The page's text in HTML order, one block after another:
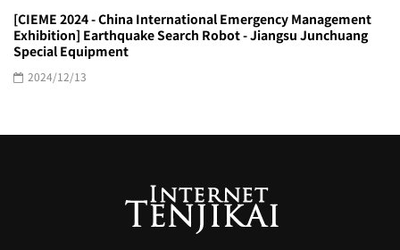
[CIEME 2024 - China International Emergency Management
Exhibition] Earthquake Search Robot - Jiangsu Junchuang
Special Equipment
2024/12/13